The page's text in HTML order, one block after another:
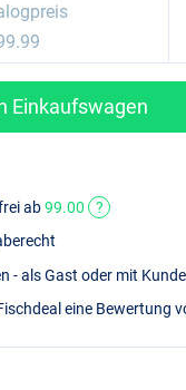
Einkaufswagen
ab99.00
?
- als Gast oder mit
eine Bewertung